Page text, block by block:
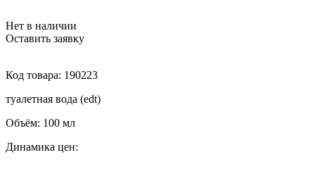
Нет в наличии
Оставить заявку
Код товара: 190223
туалетная вода (edt)
Объём: 100 мл
Динамика цен: